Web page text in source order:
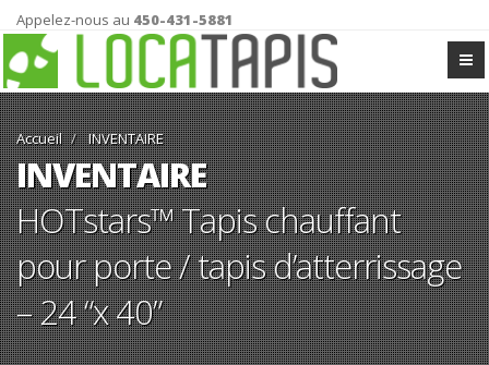
Appelez-nous au 450-431-5881
Accueil INVENTAIRE
INVENTAIRE
HOTstars™ Tapis chauffant
pour porte / tapis d’atterrissage
– 24 “x 40”